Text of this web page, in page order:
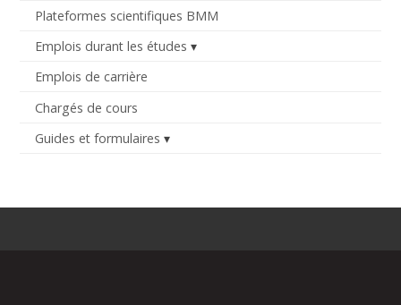
Plateformes scientifiques BMM
Emplois durant les études
Emplois de carrière
Chargés de cours
Guides et formulaires